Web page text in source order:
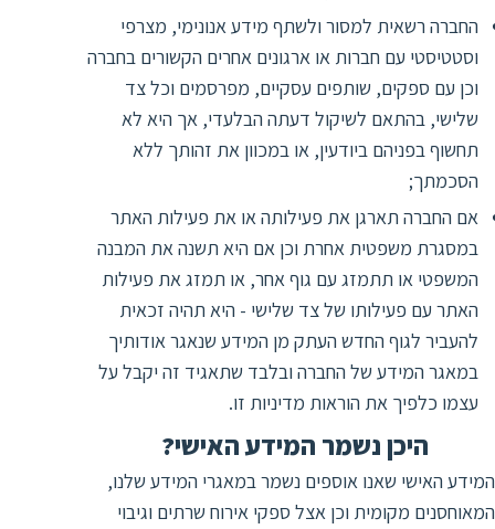
החברה רשאית למסור ולשתף מידע אנונימי, מצרפי
וסטטיסטי עם חברות או ארגונים אחרים הקשורים בחברה
וכן עם ספקים, שותפים עסקיים, מפרסמים וכל צד
שלישי, בהתאם לשיקול דעתה הבלעדי, אך היא לא
תחשוף בפניהם ביודעין, או במכוון את זהותך ללא
הסכמתך;
אם החברה תארגן את פעילותה או את פעילות האתר
במסגרת משפטית אחרת וכן אם היא תשנה את המבנה
המשפטי או תתמזג עם גוף אחר, או תמזג את פעילות
האתר עם פעילותו של צד שלישי - היא תהיה זכאית
להעביר לגוף החדש העתק מן המידע שנאגר אודותיך
במאגר המידע של החברה ובלבד שתאגיד זה יקבל על
עצמו כלפיך את הוראות מדיניות זו.
היכן נשמר המידע האישי?
המידע האישי שאנו אוספים נשמר במאגרי המידע שלנו,
המאוחסנים מקומית וכן אצל ספקי אירוח שרתים וגיבוי